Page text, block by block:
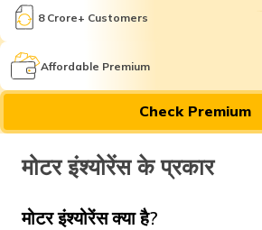
8 Crore+ Customers
Affordable Premium
Check Premium
मोटर इंश्योरेंस ​के प्रकार
मोटर इंश्योरेंस क्या है?